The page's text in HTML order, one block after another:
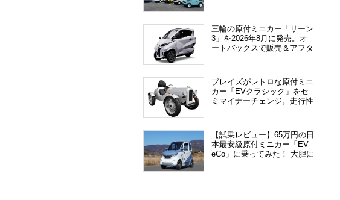
三輪の原付ミニカー「リーン
3」を2026年8月に発売。オ
ートバックスで販売＆アフタ
ブレイズがレトロな原付ミニ
カー「EVクラシック」をセ
ミマイナーチェンジ。走行性
【試乗レビュー】65万円の日
本最安級原付ミニカー「EV-
eCo」に乗ってみた！ 大胆に